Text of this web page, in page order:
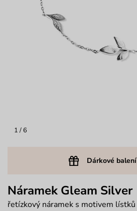
1 / 6
Dárkové balení
Náramek Gleam Silver
řetízkový náramek s motivem lístků